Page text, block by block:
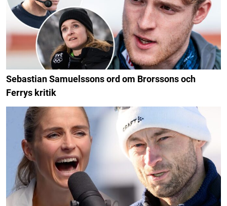
Sebastian Samuelssons ord om Brorssons och
Ferrys kritik